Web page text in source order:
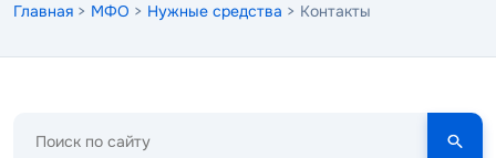
Главная > МФО > Нужные средства > Контакты